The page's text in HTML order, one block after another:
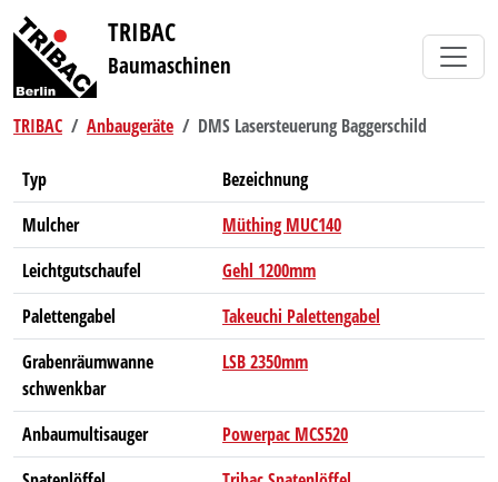
TRIBAC
Baumaschinen
TRIBAC Anbaugeräte DMS Lasersteuerung Baggerschild
Typ
Bezeichnung
Mulcher
Müthing MUC140
Leichtgutschaufel
Gehl 1200mm
Palettengabel
Takeuchi Palettengabel
Grabenräumwanne
schwenkbar
LSB 2350mm
Anbaumultisauger
Powerpac MCS520